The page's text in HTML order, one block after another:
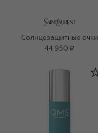
Солнцезащитные очки
44 950 ₽